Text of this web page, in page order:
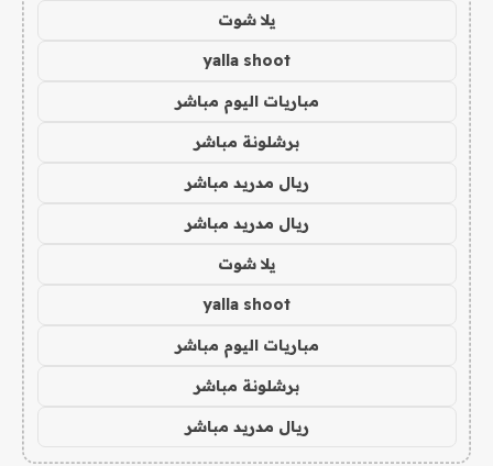
يلا شوت
yalla shoot
مباريات اليوم مباشر
برشلونة مباشر
ريال مدريد مباشر
ريال مدريد مباشر
يلا شوت
yalla shoot
مباريات اليوم مباشر
برشلونة مباشر
ريال مدريد مباشر